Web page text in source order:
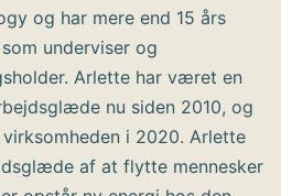
og har mere end 15 års
underviser og
Arlette har været en
nu siden 2010, og
i 2020. Arlette
af at flytte mennesker